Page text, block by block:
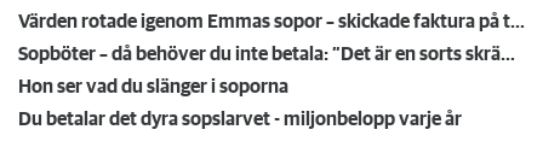
Värden rotade igenom Emmas sopor – skickade faktura på tusen kronor: ”Helt absurt”
Sopböter – då behöver du inte betala: ”Det är en sorts skrämseltaktik”
Hon ser vad du slänger i soporna
Du betalar det dyra sopslarvet - miljonbelopp varje år